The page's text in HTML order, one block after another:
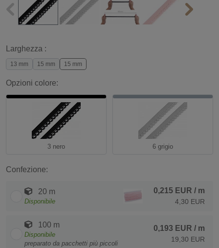
Larghezza :
13 mm 15 mm 15 mm
Opzioni colore:
3 nero 6 grigio
Confezione:
20 m
Disponibile
0,215 EUR / m
4,30 EUR
100 m
Disponibile
preparato da pacchetti più piccoli
0,193 EUR / m
19,30 EUR